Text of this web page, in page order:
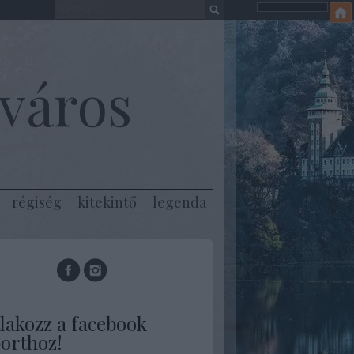
régiség kitekintő legenda
a facebook